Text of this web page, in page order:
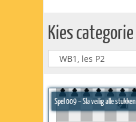
Kies categorie
Spel 009 – Sla veilig alle stukken